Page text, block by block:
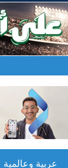
عربية وعالمية